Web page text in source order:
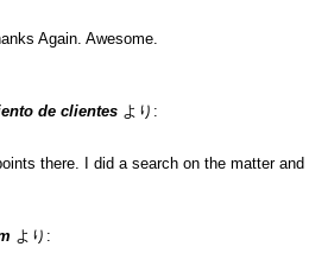
Again. Awesome.
de clientes より:
there. I did a search on the matter
より: